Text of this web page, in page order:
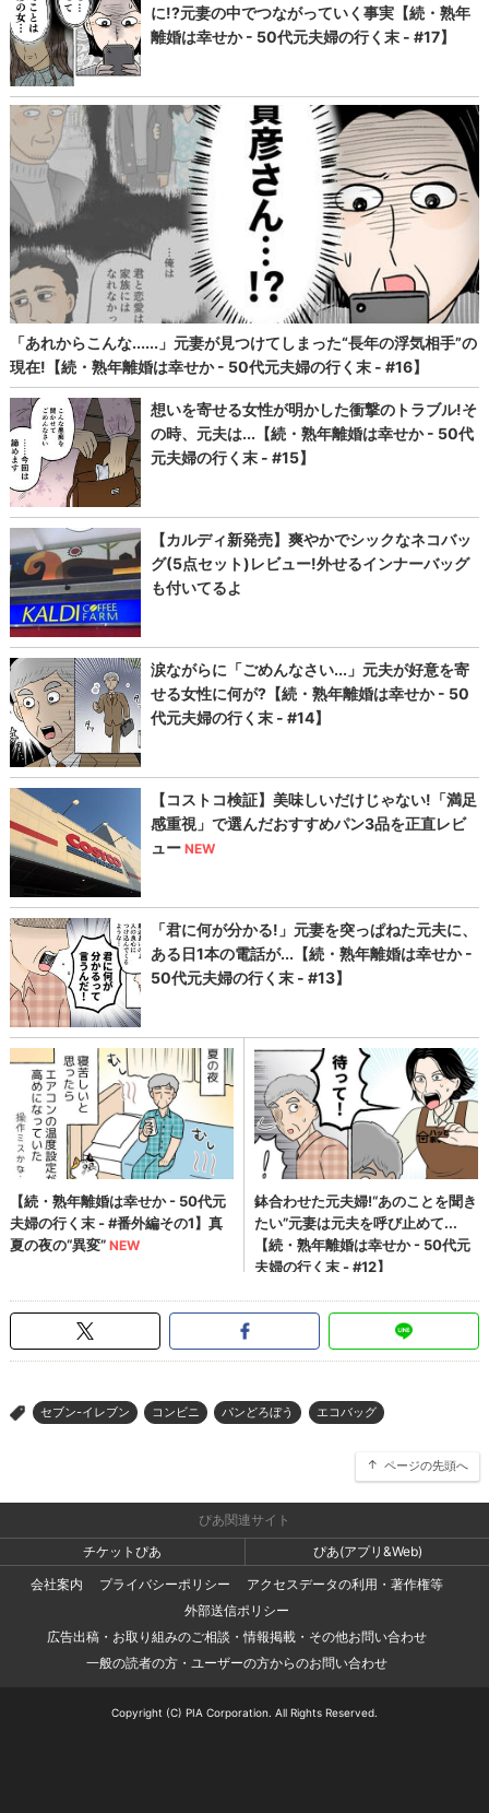
> セブン-イレブン コンビニ パンどろぼう エコバッグ
ページの先頭へ
ぴあ関連サイト
チケットぴあ
ぴあ(アプリ&Web)
会社案内
プライバシーポリシー
アクセスデータの利用・著作権等
外部送信ポリシー
広告出稿・お取り組みのご相談・情報掲載・その他お問い合わせ
一般の読者の方・ユーザーの方からのお問い合わせ
Copyright (C) PIA Corporation. All Rights Reserved.